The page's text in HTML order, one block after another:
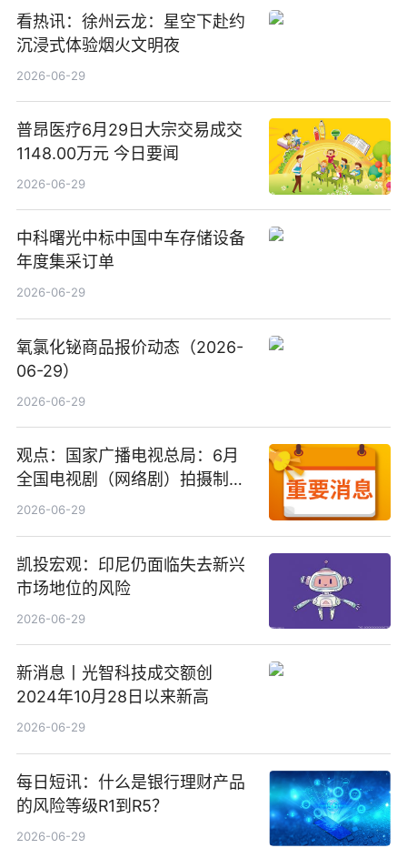
看热讯：徐州云龙：星空下赴约
沉浸式体验烟火文明夜
2026-06-29
普昂医疗6月29日大宗交易成交
1148.00万元 今日要闻
2026-06-29
中科曙光中标中国中车存储设备
年度集采订单
2026-06-29
氧氯化铋商品报价动态（2026-
06-29）
2026-06-29
观点：国家广播电视总局：6月
全国电视剧（网络剧）拍摄制作
备案公示剧目197部
2026-06-29
凯投宏观：印尼仍面临失去新兴
市场地位的风险
2026-06-29
新消息丨光智科技成交额创
2024年10月28日以来新高
2026-06-29
每日短讯：什么是银行理财产品
的风险等级R1到R5？
2026-06-29